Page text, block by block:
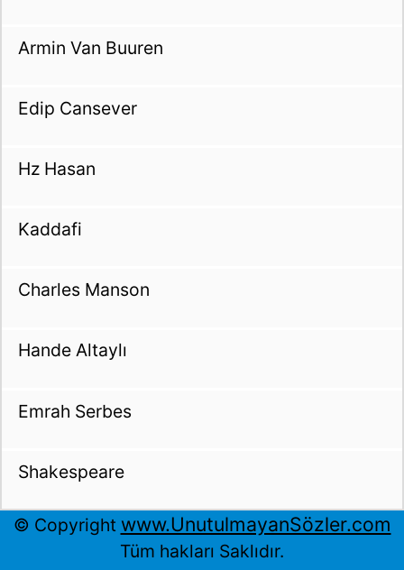
Armin Van Buuren
Edip Cansever
Hz Hasan
Kaddafi
Charles Manson
Hande Altaylı
Emrah Serbes
Shakespeare
© Copyright www.UnutulmayanSözler.com
Tüm hakları Saklıdır.